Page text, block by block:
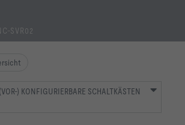
SVR02
) KONFIGURIERBARE SCHALTKÄSTEN